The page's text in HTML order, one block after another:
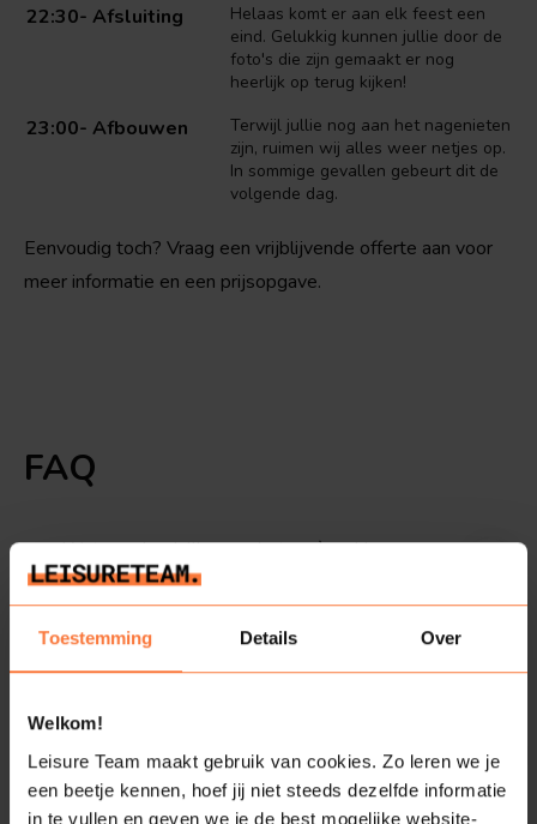
Toestemming Details Over
Welkom!
Leisure Team maakt gebruik van cookies. Zo leren we je
een beetje kennen, hoef jij niet steeds dezelfde informatie
in te vullen en geven we je de best mogelijke website-
22:30- Afsluiting
Helaas komt er aan elk feest een
eind. Gelukkig kunnen jullie door de
foto's die zijn gemaakt er nog
heerlijk op terug kijken!
23:00- Afbouwen
Terwijl jullie nog aan het nagenieten
zijn, ruimen wij alles weer netjes op.
In sommige gevallen gebeurt dit de
volgende dag.
Eenvoudig toch? Vraag een vrijblijvende offerte aan voor
meer informatie en een prijsopgave.
FAQ
Wat regelen jullie voor het après-ski
themafeest op werk?
Is mijn werk locatie geschikt voor een après-
ski themafeest?
Wat voor drankarrangementen bieden jullie?